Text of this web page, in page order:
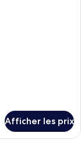
Afficher les prix